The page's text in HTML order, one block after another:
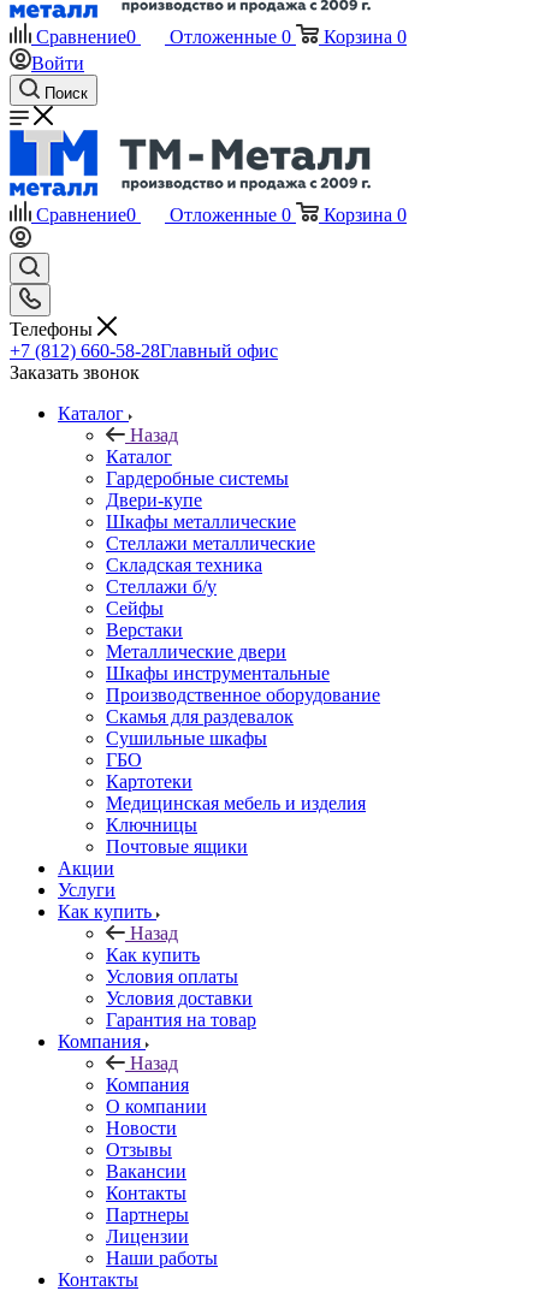
Сравнение0 Отложенные 0 Корзина 0
Войти
Поиск
Сравнение0 Отложенные 0 Корзина 0
Телефоны
+7 (812) 660-58-28Главный офис
Заказать звонок
Каталог
Назад
Каталог
Гардеробные системы
Двери-купе
Шкафы металлические
Стеллажи металлические
Складская техника
Стеллажи б/у
Сейфы
Верстаки
Металлические двери
Шкафы инструментальные
Производственное оборудование
Скамья для раздевалок
Сушильные шкафы
ГБО
Картотеки
Медицинская мебель и изделия
Ключницы
Почтовые ящики
Акции
Услуги
Как купить
Назад
Как купить
Условия оплаты
Условия доставки
Гарантия на товар
Компания
Назад
Компания
О компании
Новости
Отзывы
Вакансии
Контакты
Партнеры
Лицензии
Наши работы
Контакты